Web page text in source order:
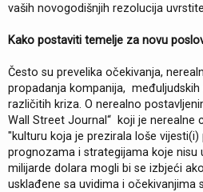
vaših novogodišnjih rezolucija
Kako postaviti temelje za novu
Često su prevelika očekivanja,
propadanja kompanija,
različitih kriza. O nerealno
Wall Street Journal“ koji je nerealne
"kulturu koja je prezirala loše
prognozama i strategijama koje nisu
milijarde dolara mogli bi se izbjeći
usklađene sa uvidima i očekivanjima